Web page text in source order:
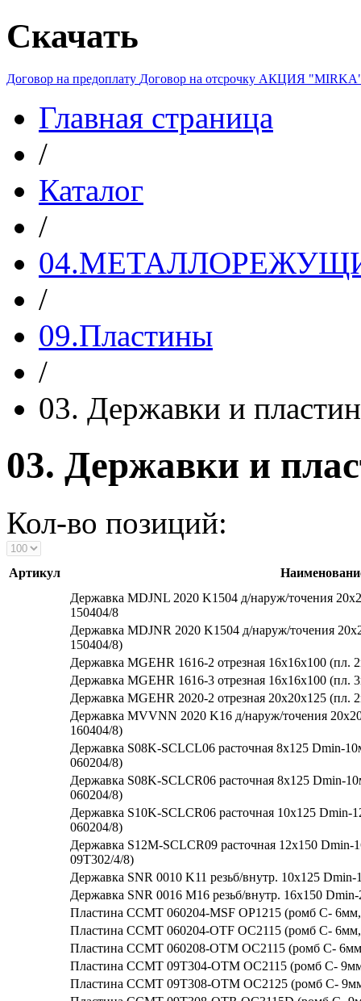
Скачать
Договор на предоплату Договор на отсрочку АКЦИЯ
Главная страница
/
Каталог
/
/
09.Пластины
/
03. Державки и
03. Державки и
Кол-во позиций:
Артикул
Державка MDJNL 2020 K1504 д/наруж/точения
150404/8
Державка MDJNR 2020 K1504 д/наруж/точения
150404/8)
Державка MGEHR 1616-2 отрезная 16х16х100 (пл.
Державка MGEHR 1616-3 отрезная 16х16х100 (пл.
Державка MGEHR 2020-2 отрезная 20х20х125 (пл.
Державка MVVNN 2020 K16 д/наруж/точения
160404/8)
Державка S08K-SCLCL06 расточная 8х125 Dmin-
060204/8)
Державка S08K-SCLCR06 расточная 8х125 Dmin-
060204/8)
Державка S10K-SCLCR06 расточная 10х125
060204/8)
Державка S12M-SCLCR09 расточная 12х150
09T302/4/8)
Державка SNR 0010 K11 резьб/внутр. 10х125
Державка SNR 0016 M16 резьб/внутр. 16х150
Пластина CCMT 060204-MSF OP1215 (ромб C-
Пластина CCMT 060204-OTF OC2115 (ромб С-
Пластина CCMT 060208-OTM OC2115 (ромб С-
Пластина CCMT 09T304-OTM OC2115 (ромб С-
Пластина CCMT 09T308-OTM OC2125 (ромб С-